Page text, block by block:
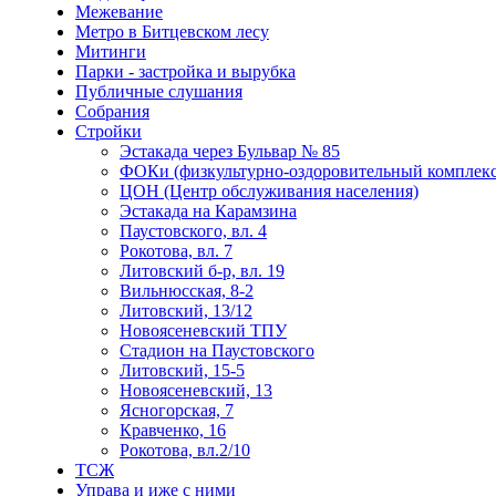
Межевание
Метро в Битцевском лесу
Митинги
Парки - застройка и вырубка
Публичные слушания
Собрания
Стройки
Эстакада через Бульвар № 85
ФОКи (физкультурно-оздоровительный
ЦОН (Центр обслуживания населения)
Эстакада на Карамзина
Паустовского, вл. 4
Рокотова, вл. 7
Литовский б-р, вл. 19
Вильнюсская, 8-2
Литовский, 13/12
Новоясеневский ТПУ
Стадион на Паустовского
Литовский, 15-5
Новоясеневский, 13
Ясногорская, 7
Кравченко, 16
Рокотова, вл.2/10
ТСЖ
Управа и иже с ними